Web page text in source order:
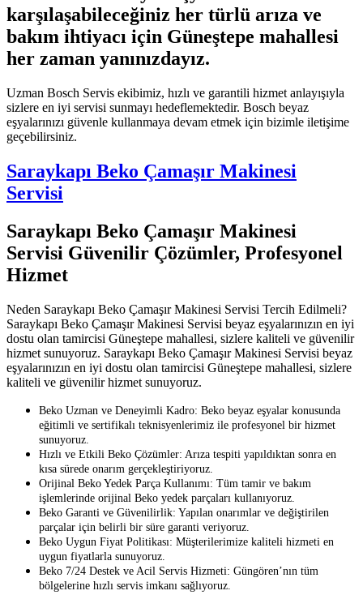
karşılaşabileceğiniz her türlü arıza ve
bakım ihtiyacı için Güneştepe mahallesi
her zaman yanınızdayız.
Uzman Bosch Servis ekibimiz, hızlı ve garantili hizmet anlayışıyla
sizlere en iyi servisi sunmayı hedeflemektedir. Bosch beyaz
eşyalarınızı güvenle kullanmaya devam etmek için bizimle iletişime
geçebilirsiniz.
Saraykapı Beko Çamaşır Makinesi
Servisi
Saraykapı Beko Çamaşır Makinesi
Servisi Güvenilir Çözümler, Profesyonel
Hizmet
Neden Saraykapı Beko Çamaşır Makinesi Servisi Tercih Edilmeli?
Saraykapı Beko Çamaşır Makinesi Servisi beyaz eşyalarınızın en iyi
dostu olan tamircisi Güneştepe mahallesi, sizlere kaliteli ve güvenilir
hizmet sunuyoruz. Saraykapı Beko Çamaşır Makinesi Servisi beyaz
eşyalarınızın en iyi dostu olan tamircisi Güneştepe mahallesi, sizlere
kaliteli ve güvenilir hizmet sunuyoruz.
Beko Uzman ve Deneyimli Kadro: Beko beyaz eşyalar konusunda
eğitimli ve sertifikalı teknisyenlerimiz ile profesyonel bir hizmet
sunuyoruz.
Hızlı ve Etkili Beko Çözümler: Arıza tespiti yapıldıktan sonra en
kısa sürede onarım gerçekleştiriyoruz.
Orijinal Beko Yedek Parça Kullanımı: Tüm tamir ve bakım
işlemlerinde orijinal Beko yedek parçaları kullanıyoruz.
Beko Garanti ve Güvenilirlik: Yapılan onarımlar ve değiştirilen
parçalar için belirli bir süre garanti veriyoruz.
Beko Uygun Fiyat Politikası: Müşterilerimize kaliteli hizmeti en
uygun fiyatlarla sunuyoruz.
Beko 7/24 Destek ve Acil Servis Hizmeti: Güngören’nın tüm
bölgelerine hızlı servis imkanı sağlıyoruz.